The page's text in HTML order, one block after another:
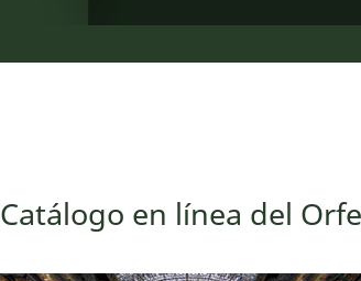
Catálogo en línea del